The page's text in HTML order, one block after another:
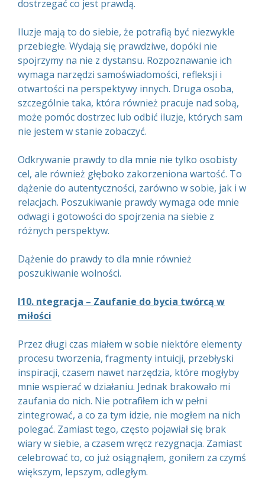
dostrzegać co jest prawdą.
Iluzje mają to do siebie, że potrafią być niezwykle
przebiegłe. Wydają się prawdziwe, dopóki nie
spojrzymy na nie z dystansu. Rozpoznawanie ich
wymaga narzędzi samoświadomości, refleksji i
otwartości na perspektywy innych. Druga osoba,
szczególnie taka, która również pracuje nad sobą,
może pomóc dostrzec lub odbić iluzje, których sam
nie jestem w stanie zobaczyć.
Odkrywanie prawdy to dla mnie nie tylko osobisty
cel, ale również głęboko zakorzeniona wartość. To
dążenie do autentyczności, zarówno w sobie, jak i w
relacjach. Poszukiwanie prawdy wymaga ode mnie
odwagi i gotowości do spojrzenia na siebie z
różnych perspektyw.
Dążenie do prawdy to dla mnie również
poszukiwanie wolności.
I10. ntegracja – Zaufanie do bycia twórcą w
miłości
Przez długi czas miałem w sobie niektóre elementy
procesu tworzenia, fragmenty intuicji, przebłyski
inspiracji, czasem nawet narzędzia, które mogłyby
mnie wspierać w działaniu. Jednak brakowało mi
zaufania do nich. Nie potrafiłem ich w pełni
zintegrować, a co za tym idzie, nie mogłem na nich
polegać. Zamiast tego, często pojawiał się brak
wiary w siebie, a czasem wręcz rezygnacja. Zamiast
celebrować to, co już osiągnąłem, goniłem za czymś
większym, lepszym, odległym.